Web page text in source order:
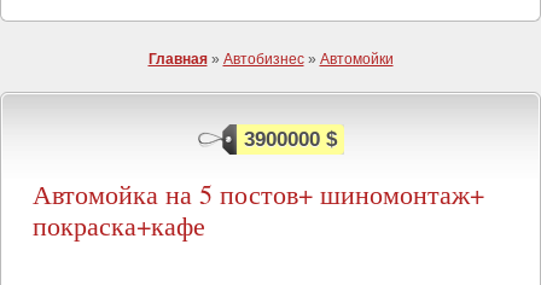
Главная» Автобизнес» Автомойки
3900000 $
Автомойка на 5 постов+ шиномонтаж+
покраска+кафе